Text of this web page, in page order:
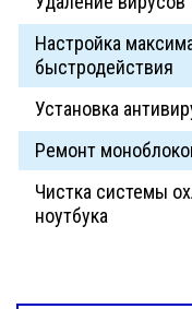
Настройка
быстродействия
Установка
Ремонт
Чистка системы
ноутбука